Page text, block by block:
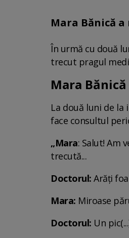
Mara Bănică
În urmă cu două
trecut pragul
Mara
La două luni de
face consultul
„Mara: Salut! Am
trecută...
Doctorul: Arăți
Mara: Miroase
Doctorul: Un